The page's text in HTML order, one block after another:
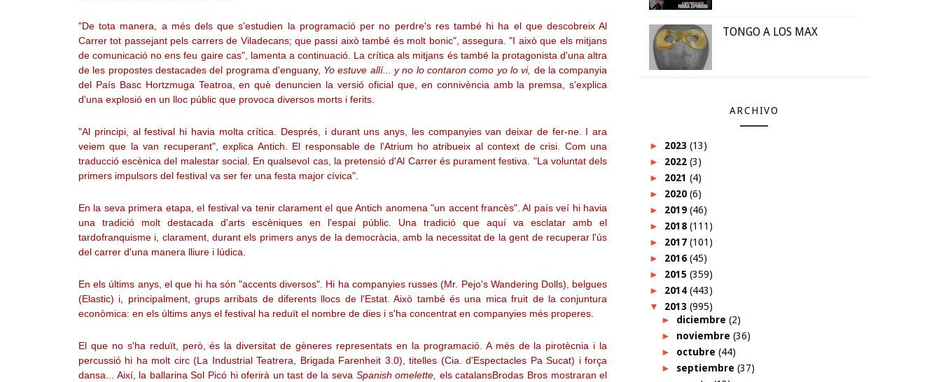
"De tota manera, a més dels que s'estudien la programació per no perdre's res també hi ha el que descobreix Al
Carrer tot passejant pels carrers de Viladecans; que passi això també és molt bonic", assegura. "I això que els mitjans
de comunicació no ens feu gaire cas", lamenta a continuació. La crítica als mitjans és també la protagonista d'una altra
de les propostes destacades del programa d'enguany, Yo estuve allí... y no lo contaron como yo lo vi, de la companyia
del País Basc Hortzmuga Teatroa, en què denuncien la versió oficial que, en connivència amb la premsa, s'explica
d'una explosió en un lloc públic que provoca diversos morts i ferits.
"Al principi, al festival hi havia molta crítica. Després, i durant uns anys, les companyies van deixar de fer-ne. I ara
veiem que la van recuperant", explica Antich. El responsable de l'Atrium ho atribueix al context de crisi. Com una
traducció escènica del malestar social. En qualsevol cas, la pretensió d'Al Carrer és purament festiva. "La voluntat dels
primers impulsors del festival va ser fer una festa major cívica".
En la seva primera etapa, el festival va tenir clarament el que Antich anomena "un accent francès". Al país veí hi havia
una tradició molt destacada d'arts escèniques en l'espai públic. Una tradició que aquí va esclatar amb el
tardofranquisme i, clarament, durant els primers anys de la democràcia, amb la necessitat de la gent de recuperar l'ús
del carrer d'una manera lliure i lúdica.
En els últims anys, el que hi ha són "accents diversos". Hi ha companyies russes (Mr. Pejo's Wandering Dolls), belgues
(Elastic) i, principalment, grups arribats de diferents llocs de l'Estat. Això també és una mica fruit de la conjuntura
econòmica: en els últims anys el festival ha reduït el nombre de dies i s'ha concentrat en companyies més properes.
El que no s'ha reduït, però, és la diversitat de gèneres representats en la programació. A més de la pirotècnia i la
percussió hi ha molt circ (La Industrial Teatrera, Brigada Farenheit 3.0), titelles (Cia. d'Espectacles Pa Sucat) i força
dansa... Així, la ballarina Sol Picó hi oferirà un tast de la seva Spanish omelette, els catalansBrodas Bros mostraran el
TONGO A LOS MAX
ARCHIVO
► 2023 (13)
► 2022 (3)
► 2021 (4)
► 2020 (6)
► 2019 (46)
► 2018 (111)
► 2017 (101)
► 2016 (45)
► 2015 (359)
► 2014 (443)
▼ 2013 (995)
► diciembre (2)
► noviembre (36)
► octubre (44)
► septiembre (37)